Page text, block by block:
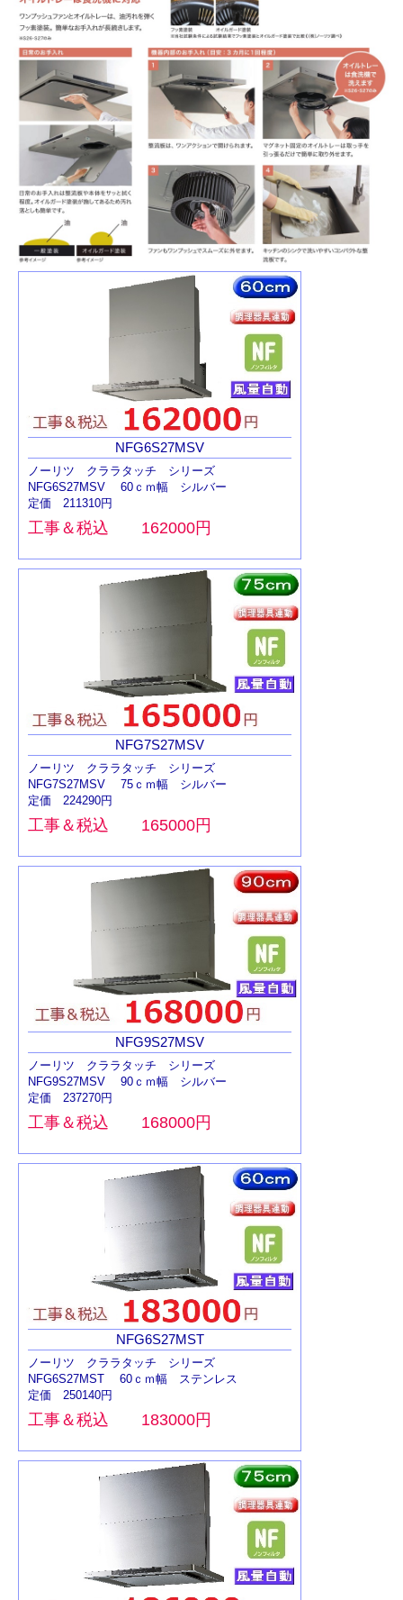
NFG6S27MSV
ノーリツ クララタッチ シリーズ
NFG6S27MSV 60ｃｍ幅 シルバー
定価 211310円
工事＆税込 162000円
NFG7S27MSV
ノーリツ クララタッチ シリーズ
NFG7S27MSV 75ｃｍ幅 シルバー
定価 224290円
工事＆税込 165000円
NFG9S27MSV
ノーリツ クララタッチ シリーズ
NFG9S27MSV 90ｃｍ幅 シルバー
定価 237270円
工事＆税込 168000円
NFG6S27MST
ノーリツ クララタッチ シリーズ
NFG6S27MST 60ｃｍ幅 ステンレス
定価 250140円
工事＆税込 183000円